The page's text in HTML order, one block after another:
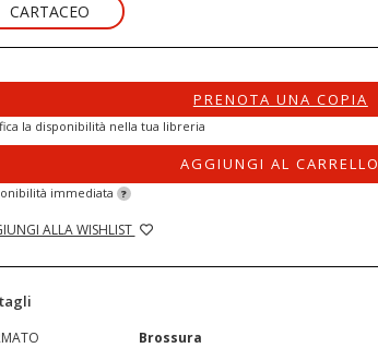
CARTACEO
PRENOTA UNA COPIA
la disponibilità nella tua libreria
AGGIUNGI AL CARRELLO
immediata ?
ALLA WISHLIST
Brossura